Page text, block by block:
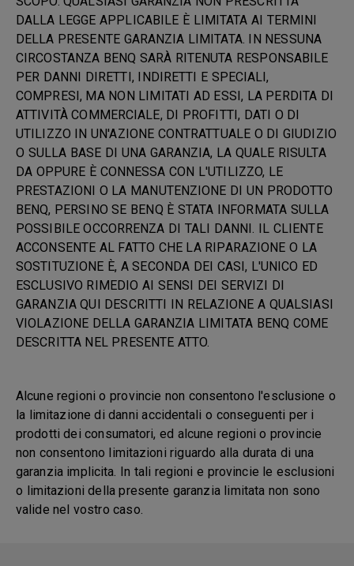
DALLA LEGGE APPLICABILE È LIMITATA AI TERMINI
DELLA PRESENTE GARANZIA LIMITATA. IN NESSUNA
CIRCOSTANZA BENQ SARÀ RITENUTA RESPONSABILE
PER DANNI DIRETTI, INDIRETTI E SPECIALI,
COMPRESI, MA NON LIMITATI AD ESSI, LA PERDITA DI
ATTIVITÀ COMMERCIALE, DI PROFITTI, DATI O DI
UTILIZZO IN UN'AZIONE CONTRATTUALE O DI GIUDIZIO
O SULLA BASE DI UNA GARANZIA, LA QUALE RISULTA
DA OPPURE È CONNESSA CON L'UTILIZZO, LE
PRESTAZIONI O LA MANUTENZIONE DI UN PRODOTTO
BENQ, PERSINO SE BENQ È STATA INFORMATA SULLA
POSSIBILE OCCORRENZA DI TALI DANNI. IL CLIENTE
ACCONSENTE AL FATTO CHE LA RIPARAZIONE O LA
SOSTITUZIONE È, A SECONDA DEI CASI, L'UNICO ED
ESCLUSIVO RIMEDIO AI SENSI DEI SERVIZI DI
GARANZIA QUI DESCRITTI IN RELAZIONE A QUALSIASI
VIOLAZIONE DELLA GARANZIA LIMITATA BENQ COME
DESCRITTA NEL PRESENTE ATTO.
Alcune regioni o provincie non consentono l'esclusione o
la limitazione di danni accidentali o conseguenti per i
prodotti dei consumatori, ed alcune regioni o provincie
non consentono limitazioni riguardo alla durata di una
garanzia implicita. In tali regioni e provincie le esclusioni
o limitazioni della presente garanzia limitata non sono
valide nel vostro caso.